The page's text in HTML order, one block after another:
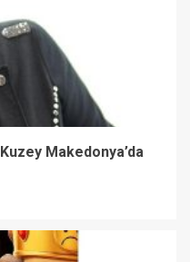
Makedonya’da